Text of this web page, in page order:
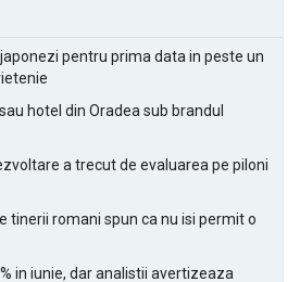
pentru prima data in peste un
hotel din Oradea sub brandul
a trecut de evaluarea pe piloni
tinerii romani spun ca nu isi permit o
in iunie, dar analistii avertizeaza